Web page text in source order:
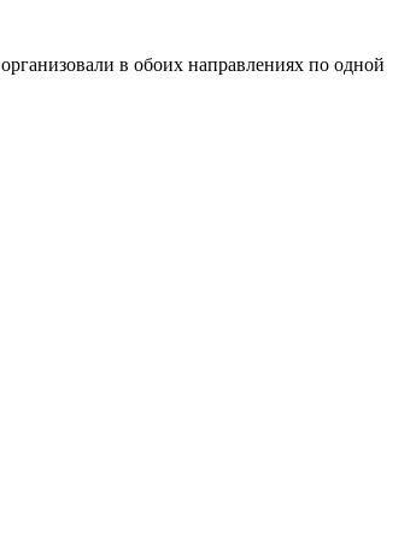
в обоих направлениях по одной